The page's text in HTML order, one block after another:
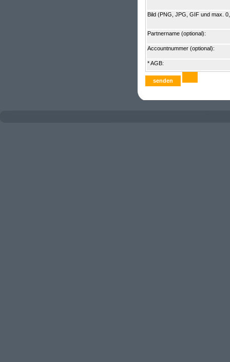
Bild (PNG, JPG, GIF und max.
Partnername (optional):
Accountnummer (optional):
* AGB: